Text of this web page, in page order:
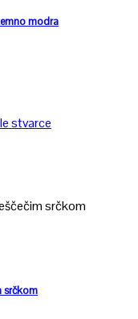
modra
stvarce
srčkom